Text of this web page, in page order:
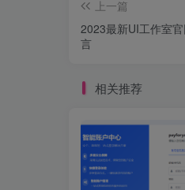
上一篇
2023最新UI工作室
言
相关推荐